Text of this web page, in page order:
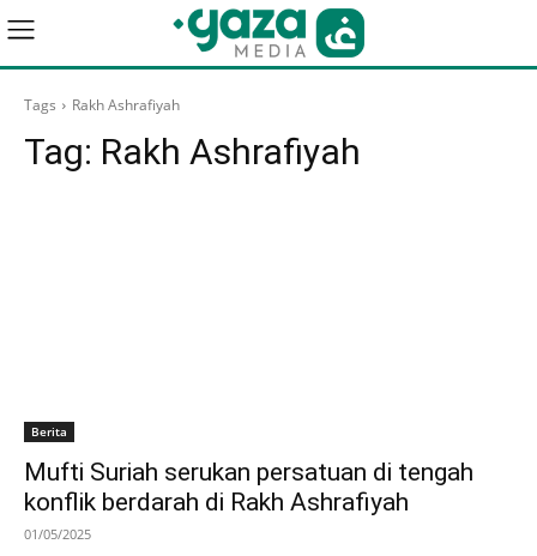
Tags Rakh Ashrafiyah
Tag: Rakh Ashrafiyah
Berita
Mufti Suriah serukan persatuan di tengah
konflik berdarah di Rakh Ashrafiyah
01/05/2025